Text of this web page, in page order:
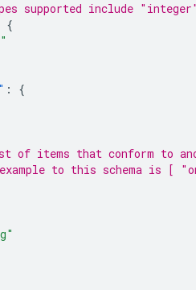
supported include
{
:
{
items that conform to
to this schema is [